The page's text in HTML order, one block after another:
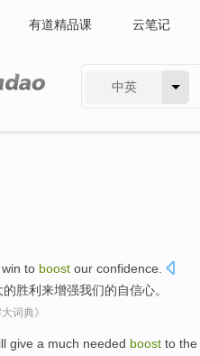
有道精品课 云笔记
中英
win to boost our confidence
的胜利 来增强我们的自信心。
词典》
give a much needed boost to the